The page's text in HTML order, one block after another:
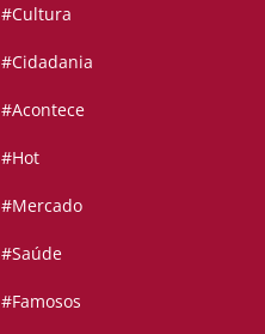
#Cultura
#Cidadania
#Acontece
#Hot
#Mercado
#Saúde
#Famosos